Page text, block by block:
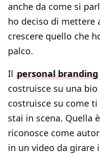
anche da come si
ho deciso di mettere
crescere quello che
palco.
Il personal branding
costruisce su una
costruisce su come
stai in scena. Quella
riconosce come
in un video da girare